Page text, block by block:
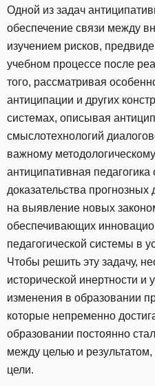
Одной из задач
обеспечение связи между
изучением рисков,
учебном процессе после
того, рассматривая
антиципации и других
системах, описывая
смыслотехнологий
важному
антиципативная педагогика
доказательства
на выявление новых
обеспечивающих
педагогической системы в
Чтобы решить эту задачу,
исторической инертности и
изменения в образовании
которые непременно
образовании постоянно
между целью и
цели.